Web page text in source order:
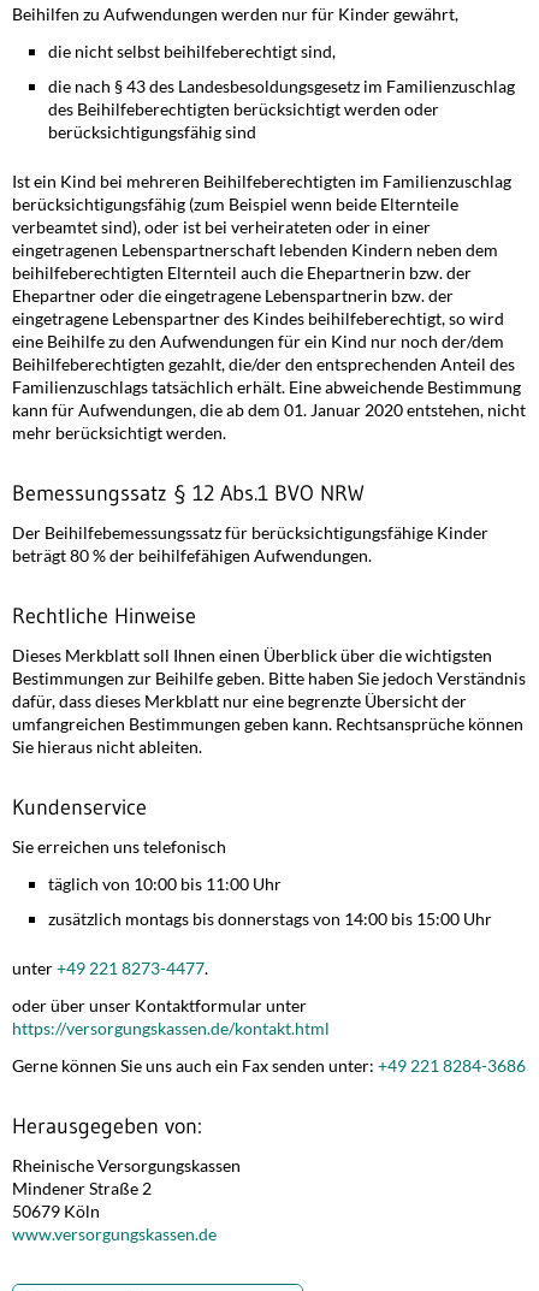
Beihilfen zu Aufwendungen werden nur für Kinder gewährt,
die nicht selbst beihilfeberechtigt sind,
die nach § 43 des Landesbesoldungsgesetz im Familienzuschlag
des Beihilfeberechtigten berücksichtigt werden oder
berücksichtigungsfähig sind
Ist ein Kind bei mehreren Beihilfeberechtigten im Familienzuschlag
berücksichtigungsfähig (zum Beispiel wenn beide Elternteile
verbeamtet sind), oder ist bei verheirateten oder in einer
eingetragenen Lebenspartnerschaft lebenden Kindern neben dem
beihilfeberechtigten Elternteil auch die Ehepartnerin bzw. der
Ehepartner oder die eingetragene Lebenspartnerin bzw. der
eingetragene Lebenspartner des Kindes beihilfeberechtigt, so wird
eine Beihilfe zu den Aufwendungen für ein Kind nur noch der/dem
Beihilfeberechtigten gezahlt, die/der den entsprechenden Anteil des
Familienzuschlags tatsächlich erhält. Eine abweichende Bestimmung
kann für Aufwendungen, die ab dem 01. Januar 2020 entstehen, nicht
mehr berücksichtigt werden.
Bemessungssatz § 12 Abs.1 BVO NRW
Der Beihilfebemessungssatz für berücksichtigungsfähige Kinder
beträgt 80 % der beihilfefähigen Aufwendungen.
Rechtliche Hinweise
Dieses Merkblatt soll Ihnen einen Überblick über die wichtigsten
Bestimmungen zur Beihilfe geben. Bitte haben Sie jedoch Verständnis
dafür, dass dieses Merkblatt nur eine begrenzte Übersicht der
umfangreichen Bestimmungen geben kann. Rechtsansprüche können
Sie hieraus nicht ableiten.
Kundenservice
Sie erreichen uns telefonisch
täglich von 10:00 bis 11:00 Uhr
zusätzlich montags bis donnerstags von 14:00 bis 15:00 Uhr
unter+49 221 8273-4477.
oder über unser Kontaktformular unter
https://versorgungskassen.de/kontakt.html
Gerne können Sie uns auch ein Fax senden unter: +49 221 8284-3686
Herausgegeben von:
Rheinische Versorgungskassen
Mindener Straße 2
50679 Köln
www.versorgungskassen.de